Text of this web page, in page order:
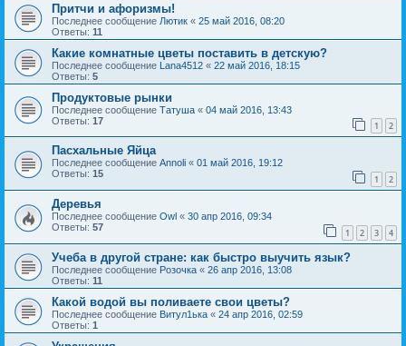
Притчи и афоризмы!
Последнее сообщение Лютик « 25 май 2016, 08:20
Ответы: 11
Какие комнатные цветы поставить в детскую?
Последнее сообщение Lana4512 « 22 май 2016, 18:15
Ответы: 5
Продуктовые рынки
Последнее сообщение Татуша « 04 май 2016, 13:43
Ответы: 17 1 2
Пасхальные Яйца
Последнее сообщение Annoli « 01 май 2016, 19:12
Ответы: 15 1 2
Деревья
Последнее сообщение Owl « 30 апр 2016, 09:34
Ответы: 57 1 2 3 4
Учеба в другой стране: как быстро выучить язык?
Последнее сообщение Розочка « 26 апр 2016, 13:08
Ответы: 11
Какой водой вы поливаете свои цветы?
Последнее сообщение Витул1ька « 24 апр 2016, 02:59
Ответы: 1